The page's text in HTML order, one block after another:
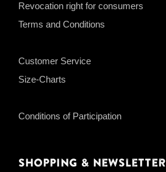
Revocation right for consumers
Terms and Conditions
Customer Service
Size-Charts
Conditions of Participation
Shopping & Newsletter